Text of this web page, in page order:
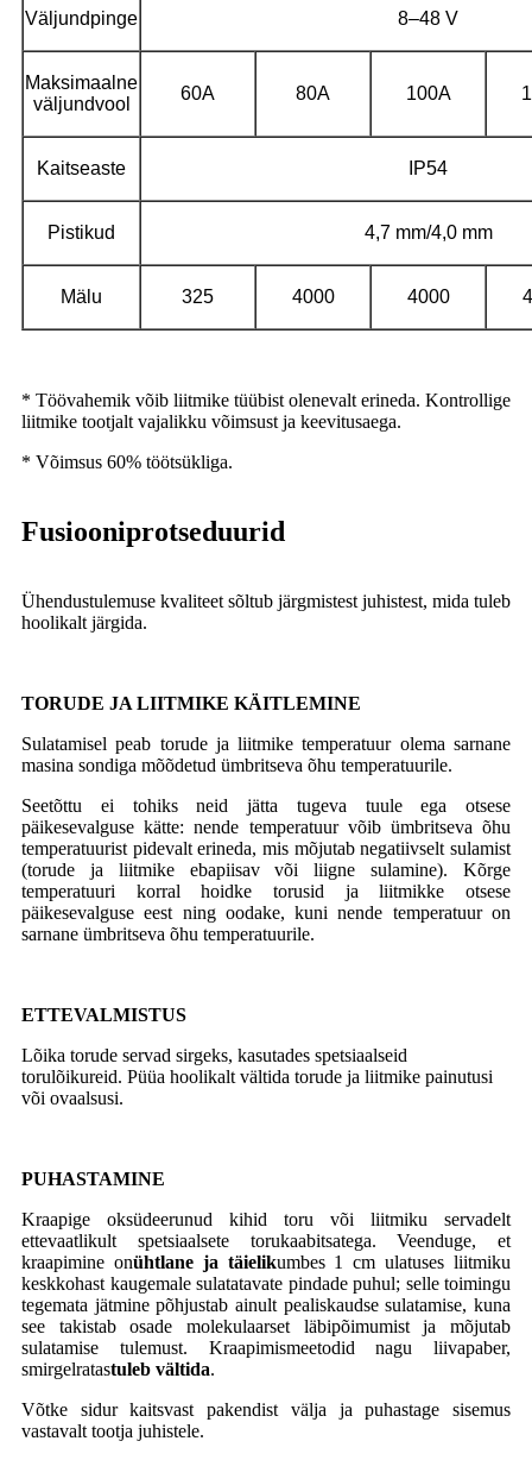
Väljundpinge 8–48 V
Maksimaalne
väljundvool
60A 80A 100A
Kaitseaste IP54
Pistikud 4,7 mm/4,0 mm
Mälu 325 4000 4000
* Töövahemik võib liitmike tüübist olenevalt erineda. Kontrollige
liitmike tootjalt vajalikku võimsust ja keevitusaega.
* Võimsus 60% töötsükliga.
Fusiooniprotseduurid
Ühendustulemuse kvaliteet sõltub järgmistest juhistest, mida tuleb
hoolikalt järgida.
TORUDE JA LIITMIKE KÄITLEMINE
Sulatamisel peab torude ja liitmike temperatuur olema sarnane
masina sondiga mõõdetud ümbritseva õhu temperatuurile.
Seetõttu ei tohiks neid jätta tugeva tuule ega otsese
päikesevalguse kätte: nende temperatuur võib ümbritseva õhu
temperatuurist pidevalt erineda, mis mõjutab negatiivselt sulamist
(torude ja liitmike ebapiisav või liigne sulamine). Kõrge
temperatuuri korral hoidke torusid ja liitmikke otsese
päikesevalguse eest ning oodake, kuni nende temperatuur on
sarnane ümbritseva õhu temperatuurile.
ETTEVALMISTUS
Lõika torude servad sirgeks, kasutades spetsiaalseid
torulõikureid. Püüa hoolikalt vältida torude ja liitmike painutusi
või ovaalsusi.
PUHASTAMINE
Kraapige oksüdeerunud kihid toru või liitmiku servadelt
ettevaatlikult spetsiaalsete torukaabitsatega. Veenduge, et
kraapimine onühtlane ja täielikumbes 1 cm ulatuses liitmiku
keskkohast kaugemale sulatatavate pindade puhul; selle toimingu
tegemata jätmine põhjustab ainult pealiskaudse sulatamise, kuna
see takistab osade molekulaarset läbipõimumist ja mõjutab
sulatamise tulemust. Kraapimismeetodid nagu liivapaber,
smirgelratastuleb vältida.
Võtke sidur kaitsvast pakendist välja ja puhastage sisemus
vastavalt tootja juhistele.